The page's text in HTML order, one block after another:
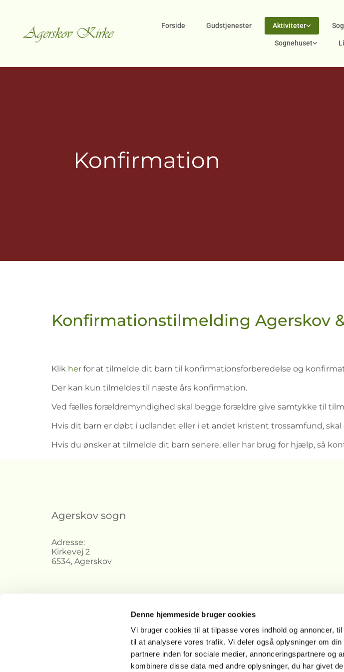
Denne hjemmeside bruger cookies
Vi bruger cookies til at tilpasse vores indhold og annoncer,
til at analysere vores trafik. Vi deler også oplysninger om
partnere inden for sociale medier, annonceringspartnere og
kombinere disse data med andre oplysninger, du har givet
Forside Gudstjenester Aktiviteter
Sognehuset
Konfirmation
Konfirmationstilmelding Agerskov
Klik her for at tilmelde dit barn til konfirmationsforberedelse og
Der kan kun tilmeldes til næste års konfirmation.
Ved fælles forældremyndighed skal begge forældre give samtykke til
Hvis dit barn er døbt i udlandet eller i et andet kristent trossamfund,
Hvis du ønsker at tilmelde dit barn senere, eller har brug for hjælp, så
Agerskov sogn
Adresse:
Kirkevej 2
6534, Agerskov